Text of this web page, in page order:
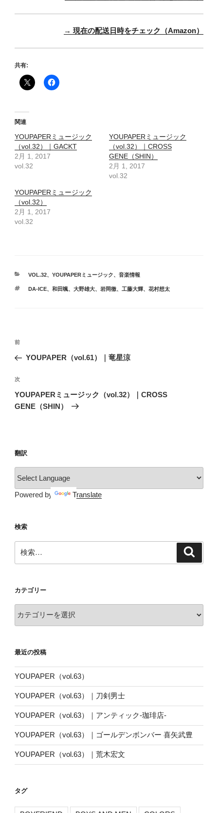
→ 現在の配送日時をチェック（Amazon）
共有:
関連
YOUPAPERミュージック
（vol.32）｜GACKT
2月 1, 2017
vol.32
YOUPAPERミュージック
（vol.32）｜CROSS
GENE（SHIN）
2月 1, 2017
vol.32
YOUPAPERミュージック
（vol.32）
2月 1, 2017
vol.32
カ
ゴ
VOL.32、 YOUPAPERミュージック、 音楽情報
タ
DA-ICE、 和田颯、 大野雄大、 岩岡徹、 工藤大輝、 花村想太
投
ナ
ビ
ゲ
ー
前
の
稿
前
YOUPAPER（vol.61）｜竜星涼
次
の
投
次
YOUPAPERミュージック（vol.32）｜CROSS
GENE（SHIN）
翻訳
Powered by Translate
検索
索:
カテゴリー
テ
ー
最近の投稿
YOUPAPER（vol.63）
YOUPAPER（vol.63）｜刀剣男士
YOUPAPER（vol.63）｜アンティック-珈琲店-
YOUPAPER（vol.63）｜ゴールデンボンバー 喜矢武豊
YOUPAPER（vol.63）｜荒木宏文
タグ